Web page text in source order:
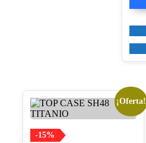
¡Oferta!
-15%